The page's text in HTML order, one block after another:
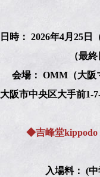
日時： 2026年4月25
（最終日は
会場： OMM（大阪
大阪市中央区大手前1-
◆吉峰堂kippodo
入場料： (中学